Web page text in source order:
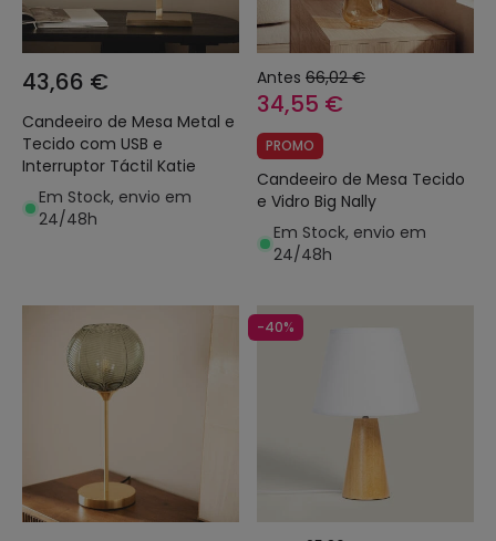
43,66 €
Candeeiro de Mesa Metal e
Tecido com USB e
Interruptor Táctil Katie
Em Stock, envio em
24/48h
Antes 66,02 €
34,55 €
PROMO
Candeeiro de Mesa Tecido
e Vidro Big Nally
Em Stock, envio em
24/48h
-40%